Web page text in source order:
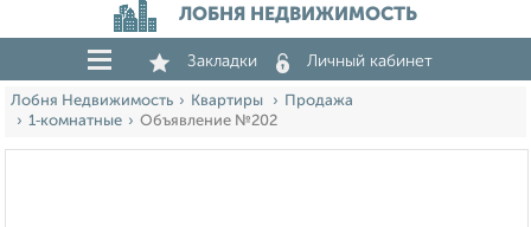
ЛОБНЯ НЕДВИЖИМОСТЬ
Закладки Личный кабинет
Лобня Недвижимость Квартиры
Продажа
1‑комнатные
Объявление №202